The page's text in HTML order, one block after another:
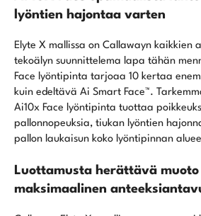
lyöntien hajontaa varten
Elyte X mallissa on Callawayn kaikkien
tekoälyn suunnittelema lapa tähän
Face lyöntipinta tarjoaa 10 kertaa
kuin edeltävä Ai Smart Face™.
Ai10x Face lyöntipinta tuottaa
pallonnopeuksia, tiukan lyöntien
pallon laukaisun koko lyöntipinnan
Luottamusta herättävä
maksimaalinen